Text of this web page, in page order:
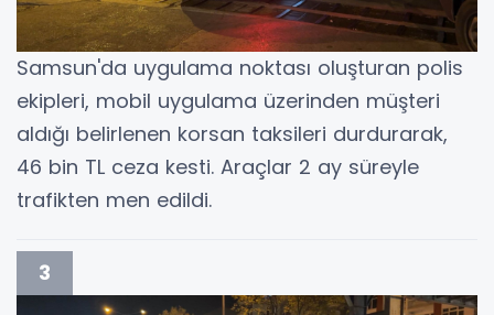
Samsun'da uygulama noktası oluşturan polis
ekipleri, mobil uygulama üzerinden müşteri
aldığı belirlenen korsan taksileri durdurarak,
46 bin TL ceza kesti. Araçlar 2 ay süreyle
trafikten men edildi.
3